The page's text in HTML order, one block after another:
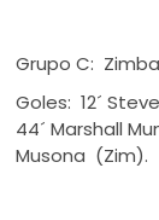
Grupo C:
Goles: 12´
44´ Marshall
Musona (Zim).